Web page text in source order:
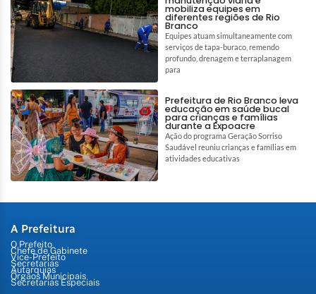
mobiliza equipes em
diferentes regiões de Rio
Branco
Equipes atuam simultaneamente com
serviços de tapa-buraco, remendo
profundo, drenagem e terraplanagem
para
Prefeitura de Rio Branco leva
educação em saúde bucal
para crianças e famílias
durante a Expoacre
Ação do programa Geração Sorriso
Saudável reuniu crianças e famílias em
atividades educativas
A Prefeitura
O Prefeito
Chefe de Gabinete
Vice-Prefeito
Secretarias
Autarquias
Órgãos Municipais
Secretarias Especiais